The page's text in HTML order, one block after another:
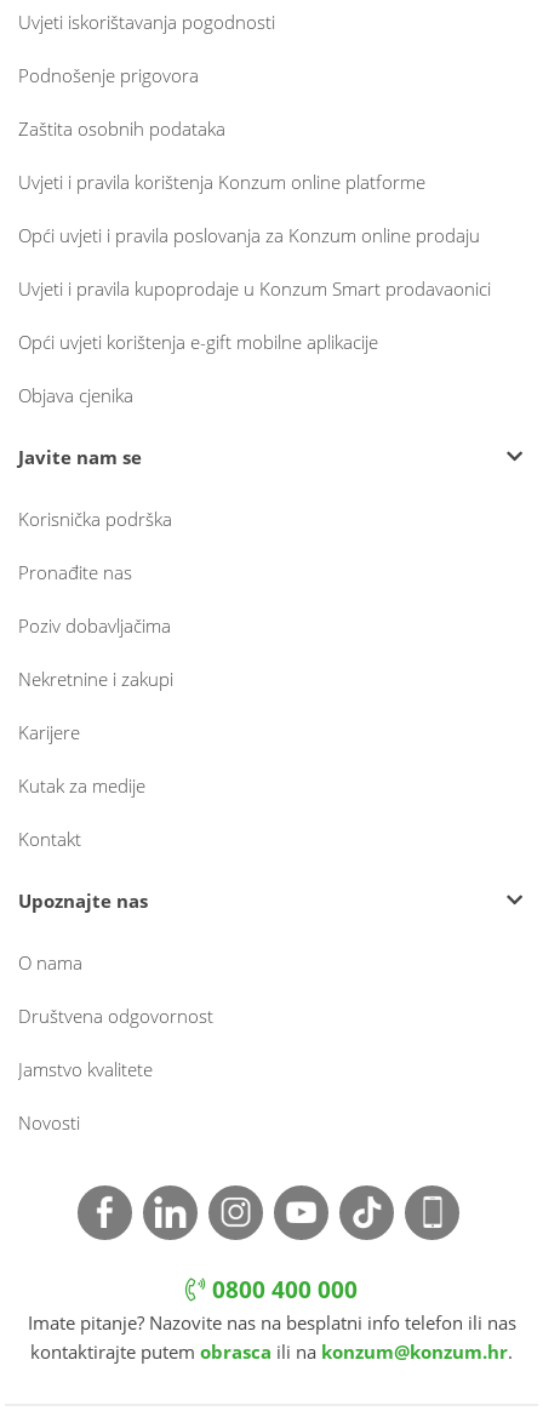
Uvjeti iskorištavanja pogodnosti
Podnošenje prigovora
Zaštita osobnih podataka
Uvjeti i pravila korištenja Konzum online platforme
Opći uvjeti i pravila poslovanja za Konzum online prodaju
Uvjeti i pravila kupoprodaje u Konzum Smart prodavaonici
Opći uvjeti korištenja e-gift mobilne aplikacije
Objava cjenika
Javite nam se
Korisnička podrška
Pronađite nas
Poziv dobavljačima
Nekretnine i zakupi
Karijere
Kutak za medije
Kontakt
Upoznajte nas
O nama
Društvena odgovornost
Jamstvo kvalitete
Novosti
0800 400 000
Imate pitanje? Nazovite nas na besplatni info telefon ili nas
kontaktirajte putem obrasca ili na konzum@konzum.hr.